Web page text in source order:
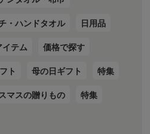
・ハンドタオル
日用品
イテム
価格で探す
ト 母の日ギフト
特集
マスの贈りもの
特集